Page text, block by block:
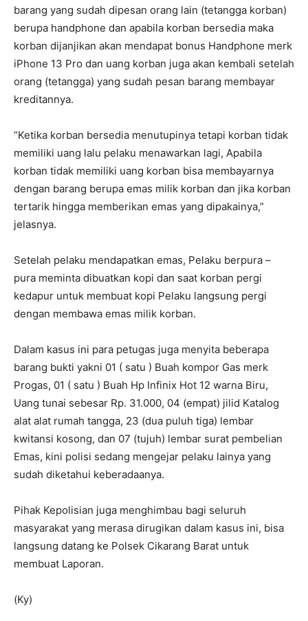
barang yang sudah dipesan orang lain (tetangga korban)
berupa handphone dan apabila korban bersedia maka
korban dijanjikan akan mendapat bonus Handphone merk
iPhone 13 Pro dan uang korban juga akan kembali setelah
orang (tetangga) yang sudah pesan barang membayar
kreditannya.
“Ketika korban bersedia menutupinya tetapi korban tidak
memiliki uang lalu pelaku menawarkan lagi, Apabila
korban tidak memiliki uang korban bisa membayarnya
dengan barang berupa emas milik korban dan jika korban
tertarik hingga memberikan emas yang dipakainya,”
jelasnya.
Setelah pelaku mendapatkan emas, Pelaku berpura –
pura meminta dibuatkan kopi dan saat korban pergi
kedapur untuk membuat kopi Pelaku langsung pergi
dengan membawa emas milik korban.
Dalam kasus ini para petugas juga menyita beberapa
barang bukti yakni 01 ( satu ) Buah kompor Gas merk
Progas, 01 ( satu ) Buah Hp Infinix Hot 12 warna Biru,
Uang tunai sebesar Rp. 31.000, 04 (empat) jilid Katalog
alat alat rumah tangga, 23 (dua puluh tiga) lembar
kwitansi kosong, dan 07 (tujuh) lembar surat pembelian
Emas, kini polisi sedang mengejar pelaku lainya yang
sudah diketahui keberadaanya.
Pihak Kepolisian juga menghimbau bagi seluruh
masyarakat yang merasa dirugikan dalam kasus ini, bisa
langsung datang ke Polsek Cikarang Barat untuk
membuat Laporan.
(Ky)